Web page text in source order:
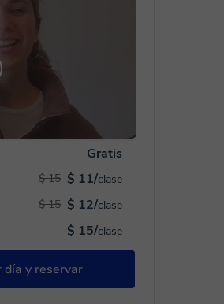
Gratis
$ 11/clase
$ 15
$ 12/clase
$ 15
$ 15/clase
día y reservar